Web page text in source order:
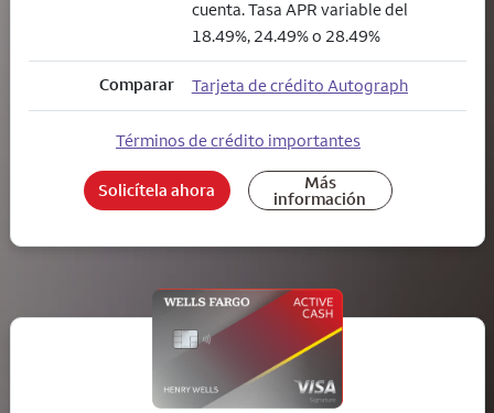
cuenta. Tasa APR variable del
18.49%, 24.49% o 28.49%
Comparar Tarjeta de crédito Autograph
Términos de crédito importantes
Solicítela ahora Más
información